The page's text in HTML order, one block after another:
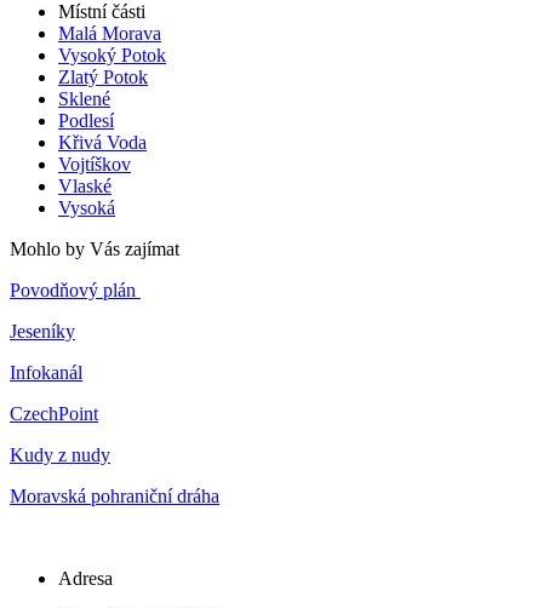
Místní části
Malá Morava
Vysoký Potok
Zlatý Potok
Sklené
Podlesí
Křivá Voda
Vojtíškov
Vlaské
Vysoká
Mohlo by Vás zajímat
Povodňový plán
Jeseníky
Infokanál
CzechPoint
Kudy z nudy
Moravská pohraniční dráha
Adresa